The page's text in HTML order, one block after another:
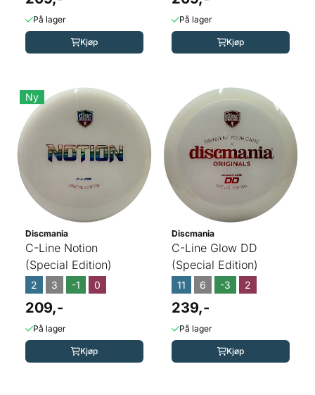
På lager
Kjøp
På lager
Kjøp
Ny
Discmania
C-Line Notion
(Special Edition)
2 3 -1 0
209,-
På lager
Kjøp
Discmania
C-Line Glow DD
(Special Edition)
11 6 -3 2
239,-
På lager
Kjøp